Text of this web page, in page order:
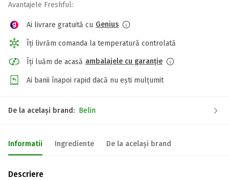
Avantajele Freshful:
Ai livrare gratuită cu Genius
Îți livrăm comanda la temperatură controlată
Îți luăm de acasă ambalajele cu garanție
Ai banii înapoi rapid dacă nu ești mulțumit
De la același brand: Belin
Informatii Ingrediente De la același brand
Descriere